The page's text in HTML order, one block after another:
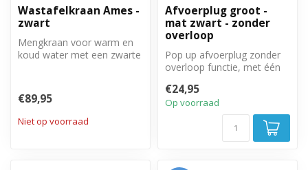
Wastafelkraan Ames -
zwart
Mengkraan voor warm en
koud water met een zwarte
€89,95
Niet op voorraad
Afvoerplug groot -
mat zwart - zonder
overloop
Pop up afvoerplug zonder
overloop functie, met één
slui...
€24,95
Op voorraad